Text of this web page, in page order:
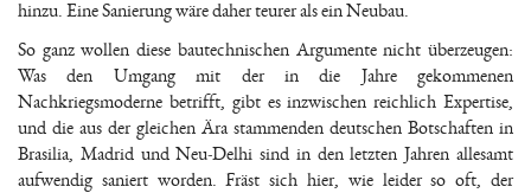
hinzu. Eine Sanierung wäre daher teurer als ein Neubau.
So ganz wollen diese bautechnischen Argumente nicht überzeugen:
Was den Umgang mit der in die Jahre gekommenen
Nachkriegsmoderne betrifft, gibt es inzwischen reichlich Expertise,
und die aus der gleichen Ära stammenden deutschen Botschaften in
Brasilia, Madrid und Neu-Delhi sind in den letzten Jahren allesamt
aufwendig saniert worden. Fräst sich hier, wie leider so oft, der